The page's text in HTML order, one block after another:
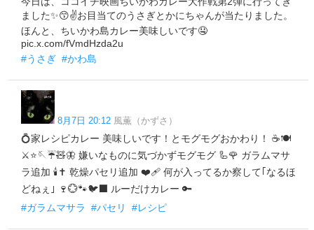
ました✨😙✌️お目当てのうさぎとかにちゃんが当たりました。
ほんと、ちいかわ島カレー美味しいです🤤
pic.x.com/fVmdHzda2u
#うさぎ #かわ島
8月7日 20:12 風薫（かずさ）
💍家レシピカレー 美味しいです！とモグモグおかわり！ ☕🍽️
⚔️⭐🪡☔🧸🦋 嫌いなものに気づかずモグモグ 🦾🌹 ガラムマサ
ラ追加 🕯️✝️ 乾燥パセリ追加 ❤️‍🩹 何が入ってるか察して｢なるほ
どねぇ｣ 🍷💮🐾🐦‍⬛ ルーだけカレー 🔑
#ガラムマサラ
#パセリ #レシピ